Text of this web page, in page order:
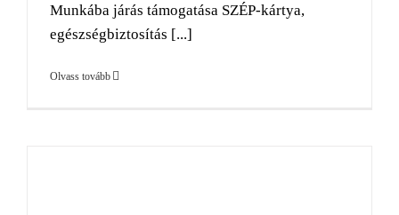
Munkába járás támogatása SZÉP-kártya,
egészségbiztosítás [...]
Olvass tovább